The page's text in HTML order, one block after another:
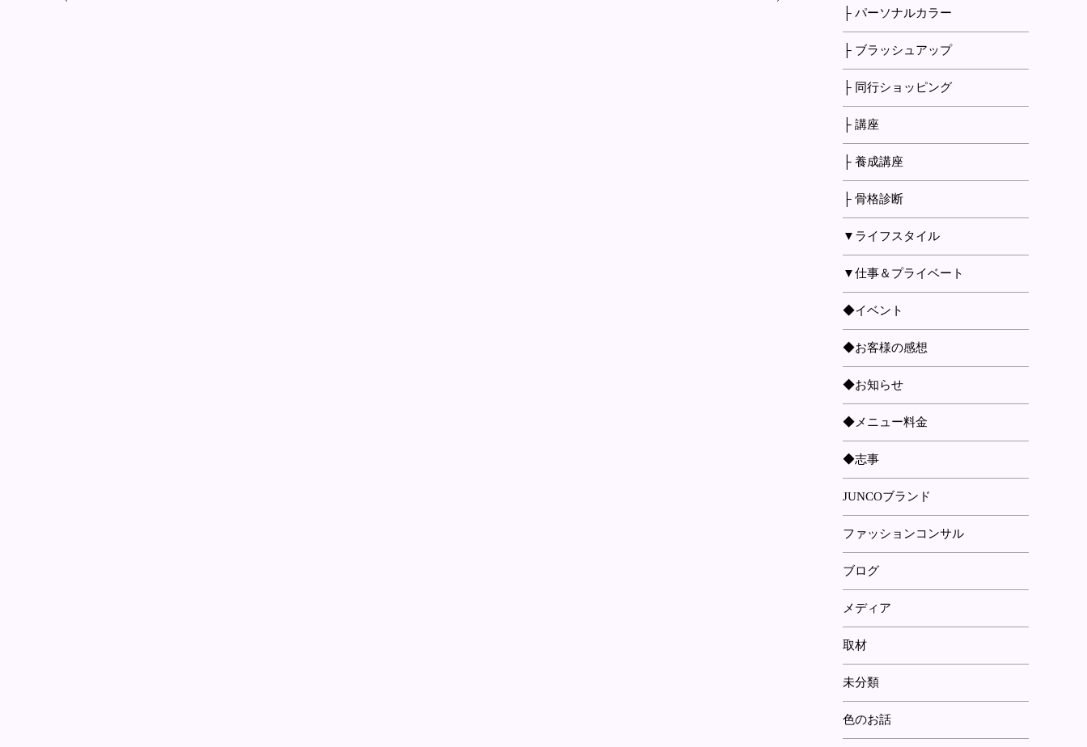
├ パーソナルカラー
├ ブラッシュアップ
├ 同行ショッピング
├ 講座
├ 養成講座
├ 骨格診断
▼ライフスタイル
▼仕事＆プライベート
◆イベント
◆お客様の感想
◆お知らせ
◆メニュー料金
◆志事
JUNCOブランド
ファッションコンサル
ブログ
メディア
取材
未分類
色のお話